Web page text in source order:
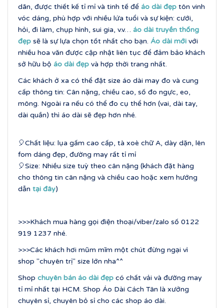
dãn, được thiết kế tỉ mỉ và tinh tế để áo dài đẹp tôn vinh
vóc dáng, phù hợp với nhiều lứa tuổi và sự kiện: cưới,
hỏi, đi làm, chụp hình, sui gia, v.v… áo dài truyền thống
đẹp sẽ là sự lựa chọn tốt nhất cho bạn. Áo dài mới với
nhiều hoa văn được cập nhật liên tục để đảm bảo khách
sở hữu bộ áo dài đẹp và hợp thời trang nhất.
Các khách ở xa có thể đặt size áo dài may đo và cung
cấp thông tin: Cân nặng, chiều cao, số đo ngực, eo,
mông. Ngoài ra nếu có thể đo cụ thể hơn (vai, dài tay,
dài quần) thì áo dài sẽ đẹp hơn nhé.
🎈Chất liệu: lụa gấm cao cấp, tà xoè chữ A, dày dặn, lên
fom dáng đẹp, đường may rất tỉ mỉ
🎈Size: Nhiều size tuỳ theo cân nặng (khách đặt hàng
cho thông tin cân nặng và chiều cao hoặc xem hướng
dẫn tại đây)
>>>Khách mua hàng gọi điện thoại/viber/zalo số 0122
919 1237 nhé.
>>>Các khách hơi mũm mĩm một chút đừng ngại vì
shop "chuyên trị" size lớn nha^^
Shop chuyên bán áo dài đẹp có chất vải và đường may
tỉ mỉ nhất tại HCM. Shop Áo Dài Cách Tân là xưởng
chuyên sỉ, chuyên bỏ sỉ cho các shop áo dài.